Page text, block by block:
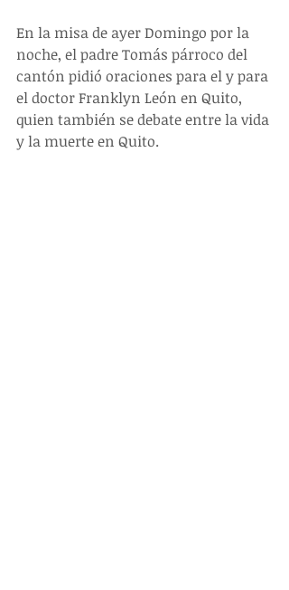
En la misa de ayer Domingo por la
noche, el padre Tomás párroco del
cantón pidió oraciones para el y para
el doctor Franklyn León en Quito,
quien también se debate entre la vida
y la muerte en Quito.